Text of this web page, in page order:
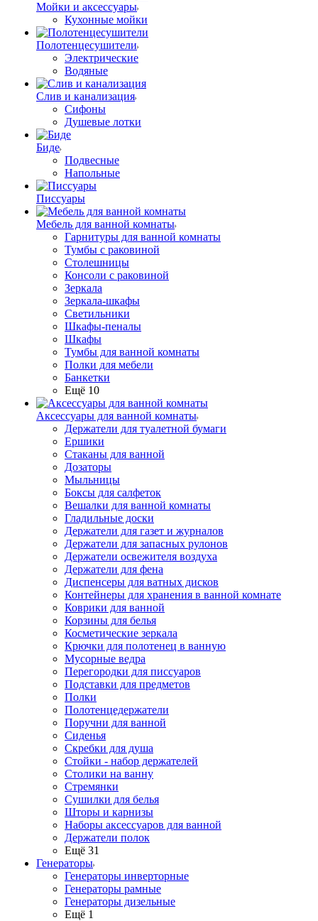
Мойки и аксессуары
Кухонные мойки
Полотенцесушители
Электрические
Водяные
Слив и канализация
Сифоны
Душевые лотки
Биде
Подвесные
Напольные
Писсуары
Мебель для ванной комнаты
Гарнитуры для ванной комнаты
Тумбы с раковиной
Столешницы
Консоли с раковиной
Зеркала
Зеркала-шкафы
Светильники
Шкафы-пеналы
Шкафы
Тумбы для ванной комнаты
Полки для мебели
Банкетки
Ещё 10
Аксессуары для ванной комнаты
Держатели для туалетной бумаги
Ершики
Стаканы для ванной
Дозаторы
Мыльницы
Боксы для салфеток
Вешалки для ванной комнаты
Гладильные доски
Держатели для газет и журналов
Держатели для запасных рулонов
Держатели освежителя воздуха
Держатели для фена
Диспенсеры для ватных дисков
Контейнеры для хранения в ванной комнате
Коврики для ванной
Корзины для белья
Косметические зеркала
Крючки для полотенец в ванную
Мусорные ведра
Перегородки для писсуаров
Подставки для предметов
Полки
Полотенцедержатели
Поручни для ванной
Сиденья
Скребки для душа
Стойки - набор держателей
Столики на ванну
Стремянки
Сушилки для белья
Шторы и карнизы
Наборы аксессуаров для ванной
Держатели полок
Ещё 31
Генераторы
Генераторы инверторные
Генераторы рамные
Генераторы дизельные
Ещё 1